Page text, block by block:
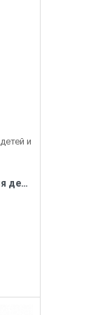
Хождение на парусной яхте для детей и взрослых